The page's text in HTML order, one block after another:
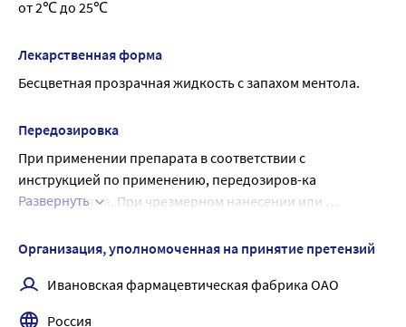
прохлады, сопровождающееся анальгезирующим
анестезирующее действие прокаина и бензокаина.
Прокаин - местноанестезирующее средство с умеренной
каналы, препятствует генерации импульсов в
окончаниях чувстви-тельных нервов и проведению
импульсов по нервным волокнам.
Бензокаин - местный анестетик для поверхностной
проведению по нерв-ным волокнам.
от 2℃ до 25℃
Лекарственная форма
Бесцветная прозрачная жидкость с запахом ментола.
Передозировка
При применении препарата в соответствии с
инструкцией по применению, передозиров-ка
маловероятна. При чрезмерном нанесении или
побочных эффектов. Лечение: симптоматическая
Развернуть
Организация, уполномоченная на принятие претензий
Ивановская фармацевтическая фабрика ОАО
Россия